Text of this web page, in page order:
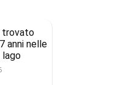
trovato
anni nelle
lago